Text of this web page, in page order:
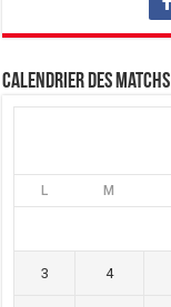
Calendrier des matchs
L M
3 4